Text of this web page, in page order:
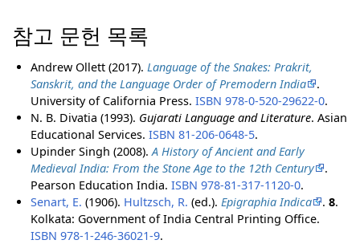
참고 문헌 목록
Andrew Ollett (2017). Language of the Snakes: Prakrit,
Sanskrit, and the Language Order of Premodern India
.
University of California Press.ISBN 978-0-520-29622-0.
N. B. Divatia (1993). Gujarati Language and Literature. Asian
Educational Services.ISBN 81-206-0648-5.
Upinder Singh (2008).A History of Ancient and Early
Medieval India: From the Stone Age to the 12th Century
.
Pearson Education India.ISBN 978-81-317-1120-0.
Senart, E. (1906). Hultzsch, R. (ed.). Epigraphia Indica .8.
Kolkata: Government of India Central Printing Office.
ISBN 978-1-246-36021-9.